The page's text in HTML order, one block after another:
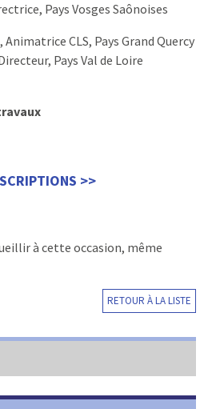
Pays Vosges Saônoises
Animatrice CLS, Pays Grand Quercy
Pays Val de Loire
>>
à cette occasion, même
RETOUR À LA LISTE